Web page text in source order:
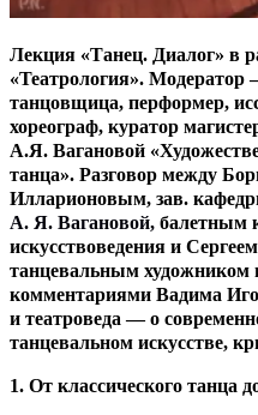
Лекция «Танец. Диалог» в
«Театрология». Модератор
танцовщица, перформер,
хореограф, куратор
А.Я. Вагановой
танца». Разговор между
Илларионовым, зав.
А. Я. Вагановой, балетным
искусствоведения и
танцевальным художником
комментариями Вадима
и театроведа — о
танцевальном искусстве,
1. От классического танца